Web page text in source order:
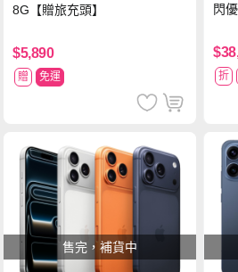
8G【贈旅充頭】
$5,890
贈 免運
閃優
折
售完，補貨中